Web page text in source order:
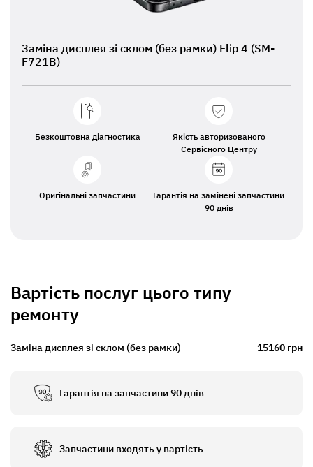
Заміна дисплея зі склом (без рамки) Flip 4 (SM-
F721B)
Безкоштовна діагностика
Якість авторизованого
Сервісного Центру
Оригінальні запчастини
Гарантія на замінені запчастини
90 днів
Вартість послуг цього типу
ремонту
Заміна дисплея зі склом (без рамки) 15160 грн
Гарантія на запчастини 90 днів
Запчастини входять у вартість